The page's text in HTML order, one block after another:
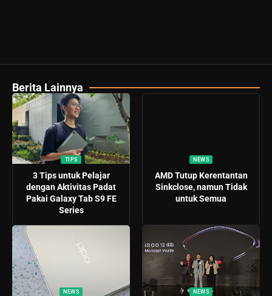
Berita Lainnya
TIPS
3 Tips untuk Pelajar
dengan Aktivitas Padat
Pakai Galaxy Tab S9 FE
Series
NEWS
AMD Tutup Kerentantan
Sinkclose, namun Tidak
untuk Semua
NEWS NEWS